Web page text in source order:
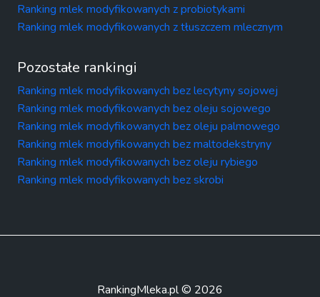
Ranking mlek modyfikowanych z probiotykami
Ranking mlek modyfikowanych z tłuszczem mlecznym
Pozostałe rankingi
Ranking mlek modyfikowanych bez lecytyny sojowej
Ranking mlek modyfikowanych bez oleju sojowego
Ranking mlek modyfikowanych bez oleju palmowego
Ranking mlek modyfikowanych bez maltodekstryny
Ranking mlek modyfikowanych bez oleju rybiego
Ranking mlek modyfikowanych bez skrobi
RankingMleka.pl © 2026